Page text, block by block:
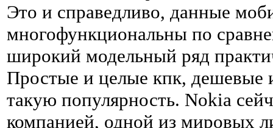
Это и справедливо, данные
многофункциональны по
широкий модельный ряд
Простые и целые кпк, дешевые
такую популярность. Nokia
компанией, одной из мировых